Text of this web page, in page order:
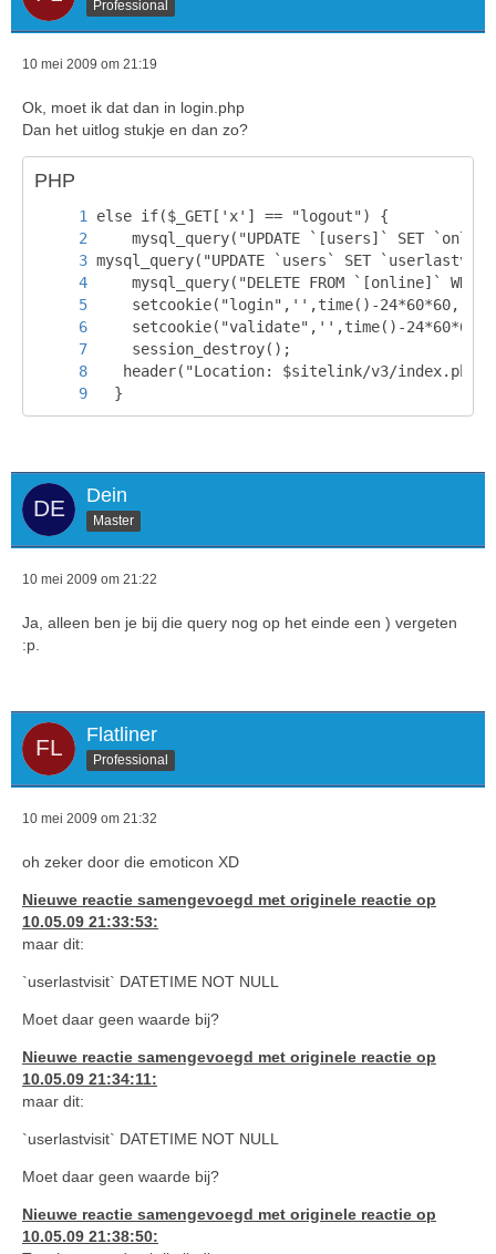
Professional
10 mei 2009 om 21:19
Ok, moet ik dat dan in login.php
Dan het uitlog stukje en dan zo?
PHP
  }
Dein
Master
10 mei 2009 om 21:22
Ja, alleen ben je bij die query nog op het einde een ) vergeten
:p.
Flatliner
Professional
10 mei 2009 om 21:32
oh zeker door die emoticon XD
Nieuwe reactie samengevoegd met originele reactie op
10.05.09 21:33:53:
maar dit:
`userlastvisit` DATETIME NOT NULL
Moet daar geen waarde bij?
Nieuwe reactie samengevoegd met originele reactie op
10.05.09 21:34:11:
maar dit:
`userlastvisit` DATETIME NOT NULL
Moet daar geen waarde bij?
Nieuwe reactie samengevoegd met originele reactie op
10.05.09 21:38:50: